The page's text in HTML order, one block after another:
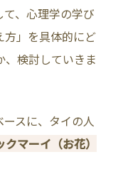
、心理学の学び
方」を具体的にど
、検討していきま
スに、タイの人
クマーイ（お花）